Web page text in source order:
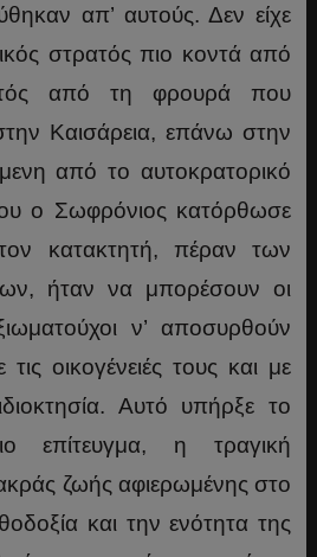
απ’ αυτούς. Δεν είχε
στρατός πιο κοντά από
από τη φρουρά που
Καισάρεια, επάνω στην
από το αυτοκρατορικό
ο Σωφρόνιος κατόρθωσε
κατακτητή, πέραν των
ήταν να μπορέσουν οι
ν’ αποσυρθούν
οικογένειές τους και με
Αυτό υπήρξε το
επίτευγμα, η τραγική
ζωής αφιερωμένης στο
και την ενότητα της